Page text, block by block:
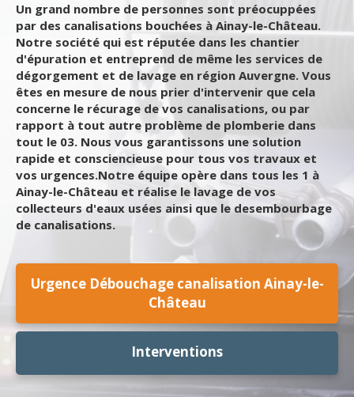
Un grand nombre de personnes sont préocuppées
par des canalisations bouchées à Ainay-le-Château.
Notre société qui est réputée dans les chantier
d'épuration et entreprend de même les services de
dégorgement et de lavage en région Auvergne. Vous
êtes en mesure de nous prier d'intervenir que cela
concerne le récurage de vos canalisations, ou par
rapport à tout autre problème de plomberie dans
tout le 03. Nous vous garantissons une solution
rapide et consciencieuse pour tous vos travaux et
vos urgences.Notre équipe opère dans tous les 1 à
Ainay-le-Château et réalise le lavage de vos
collecteurs d'eaux usées ainsi que le desembourbage
de canalisations.
Urgence Débouchage canalisation Ainay-le-
Château
Interventions